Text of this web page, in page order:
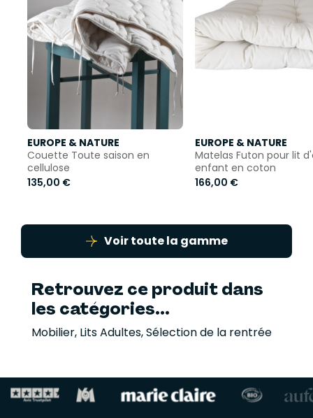
EUROPE & NATURE
Couette Toute saison en
cellulose
135,00 €
EUROPE & NATURE
Matelas Futon pour lit
enfant en coton
166,00 €
Voir toute la gamme
Retrouvez ce produit dans
les catégories...
Mobilier, Lits Adultes,Sélection de la rentrée